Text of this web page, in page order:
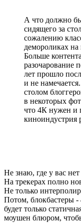
А что должно
сидящего за
сожалению
демороликах
Больше
разочарование
лет прошло
и не
столом
в некоторых
что 4К нужен и
киноиндустрия
Не знаю, где у вас нет
На трекерах полно
Не только
Потом, блокбастеры
будет только
моушен блюром,